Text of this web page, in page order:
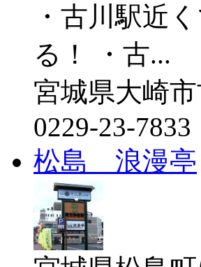
・古川駅近
る！ ・古...
宮城県大崎
0229-23-7833
松島 浪漫亭